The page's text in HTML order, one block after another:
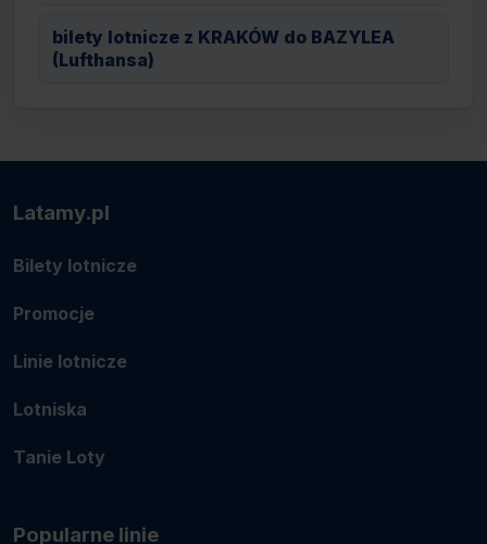
bilety lotnicze z KRAKÓW do BAZYLEA
(Lufthansa)
Latamy.pl
Bilety lotnicze
Promocje
Linie lotnicze
Lotniska
Tanie Loty
Popularne linie